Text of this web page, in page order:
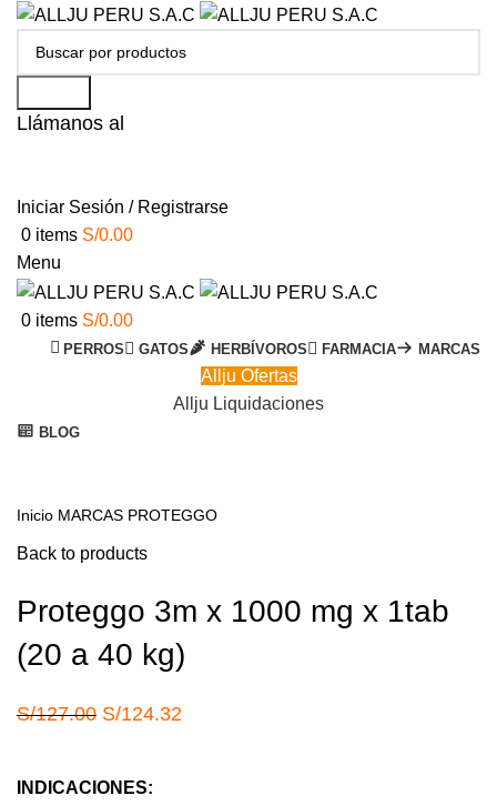
Llámanos al
Iniciar Sesión / Registrarse
0 items S/0.00
Menu
0 items S/0.00
PERROS GATOS HERBÍVOROS FARMACIA MARCAS
Allju Ofertas
Allju Liquidaciones
BLOG
-2%
Inicio MARCAS PROTEGGO
Back to products
Proteggo 3m x 1000 mg x 1tab
(20 a 40 kg)
S/127.00 El
S/124.32
INDICACIONES: